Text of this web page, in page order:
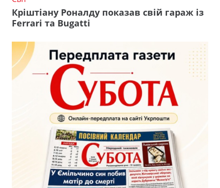
Кріштіану Роналду показав свій гараж із
Ferrari та Bugatti